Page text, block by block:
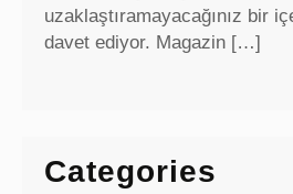
uzaklaştıramayacağınız bir
davet ediyor. Magazin […]
Categories